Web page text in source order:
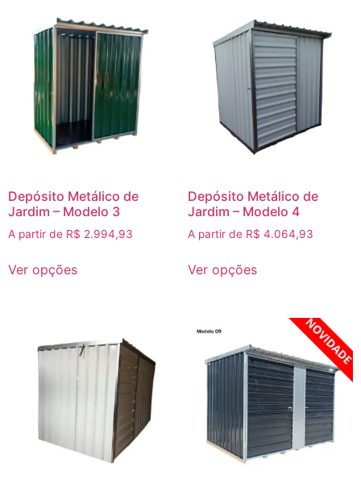
Depósito Metálico de
Jardim – Modelo 3
A partir de R$ 2.994,93
Ver opções
Depósito Metálico de
Jardim – Modelo 4
A partir de R$ 4.064,93
Ver opções